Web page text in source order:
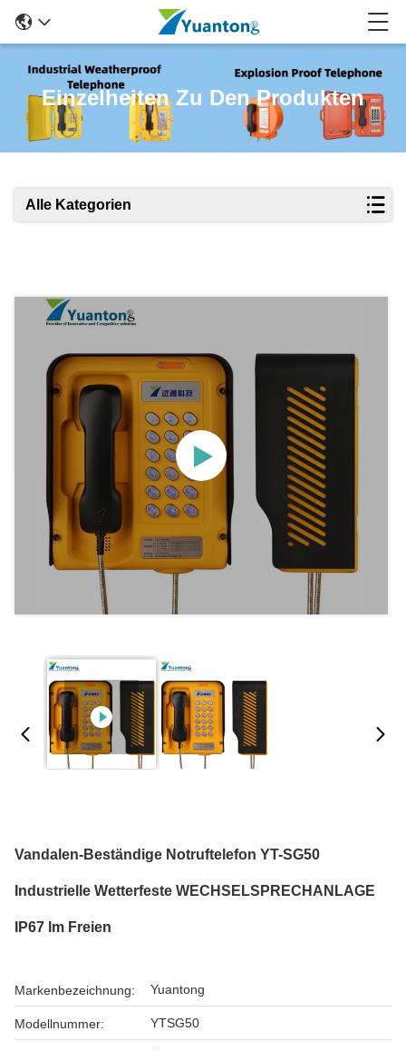
Einzelheiten Zu Den Produkten
Alle Kategorien
Vandalen-Beständige Notruftelefon YT-SG50
Industrielle Wetterfeste WECHSELSPRECHANLAGE
IP67 Im Freien
Markenbezeichnung: Yuantong
Modellnummer: YTSG50